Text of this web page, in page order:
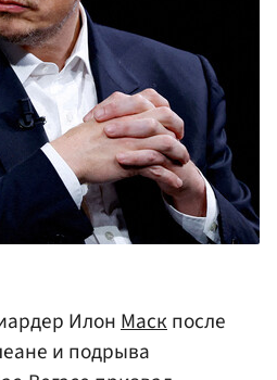
ИлонМаскпосле
и подрыва